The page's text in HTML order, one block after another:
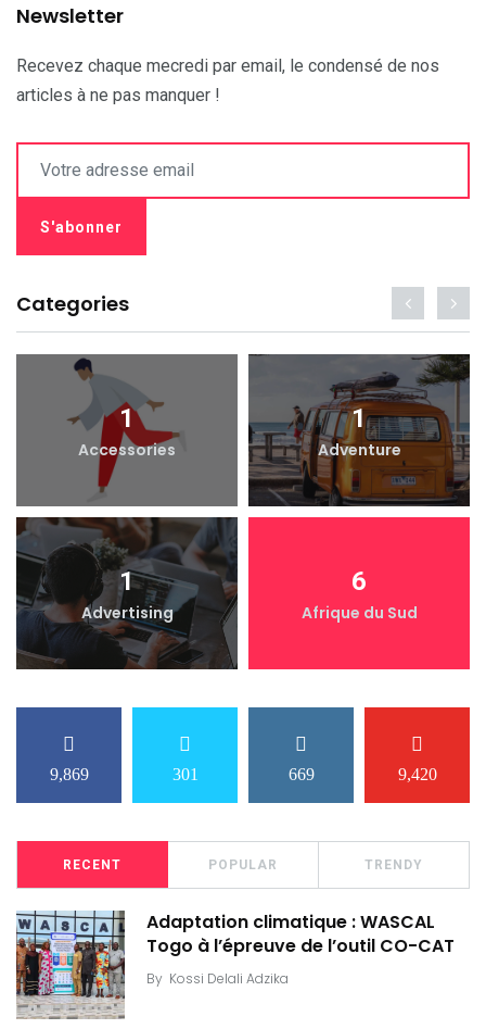
Newsletter
Recevez chaque mecredi par email, le condensé de nos
articles à ne pas manquer !
Categories
1
Accessories
1
Adventure
1
Advertising
6
Afrique du Sud
9,869 301 669 9,420
RECENT POPULAR TRENDY
Adaptation climatique : WASCAL
Togo à l’épreuve de l’outil CO-CAT
By Kossi Delali Adzika